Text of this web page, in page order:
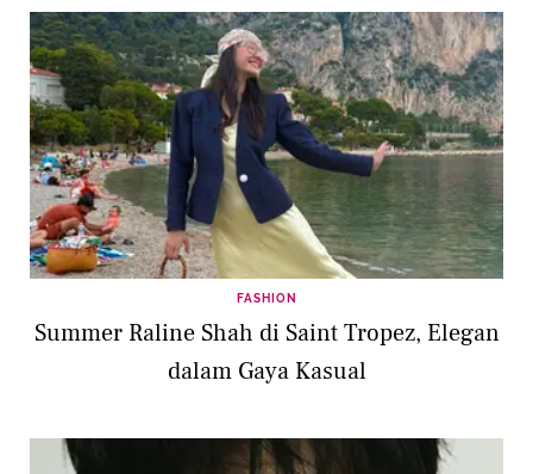
FASHION
Summer Raline Shah di Saint Tropez, Elegan
dalam Gaya Kasual